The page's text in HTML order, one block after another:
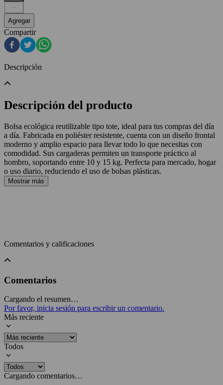
－
Agregar
Compartir
Descripción
Descripción del producto
Bolsa ecológica reutilizable tipo tote, ideal para tus compras del día
a día. Fabricada en poliéster resistente, cuenta con un diseño frontal
moderno y amplio espacio para llevar todo lo que necesitas con
comodidad. Sus cargaderas permiten un transporte práctico al
hombro, soportando entre 10 y 15 kg. Perfecta para mercado, hogar
o uso diario, reduciendo el uso de bolsas plásticas.
Mostrar más
Comentarios y calificaciones
Comentarios
Cargando el resumen…
Por favor, inicia sesión para escribir un comentario.
Más reciente
Todos
Cargando comentarios…